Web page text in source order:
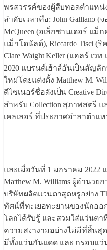
พรสวรรค์ของผู้สืบทอดตำแหน่
ลำดับเวลาคือ: John Galliano (
McQueen (อเล็กซานเดอร์ แม็ก
แม็กโดนัลด์), Riccardo Tisci (
Clare Waight Keller (แคลร์ เว
2020 แบรนด์เฮ้าส์อันเป็นสัญ
ใหม่โดยแต่งตั้ง Matthew M.
ดีไซเนอร์ชื่อดังเป็น Creative
สำหรับ Collection สุภาพสตรี
เคลเลอร์ ที่ประกาศอำลาตำแห
และเมื่อวันที่ 1 มกราคม 2022
Matthew M. Williams ผู้อำนว
บริษัทผลิตแว่นตาสุดหรูอย่าง
ทัศน์ที่ทะเยอทะยานของนักอ
โลกได้รับรู้ และสวมใส่แว่นต
ความสง่างามอย่างไม่มีที่สิ้นสุด
มีทั้งแว่นกันแดด และ กรอบแว่